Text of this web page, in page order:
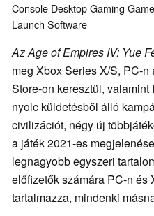
Console DesktopGaming
Launch Software
Az Age of Empires IV: Yue
meg Xbox Series X/S, PC-
Store-on keresztül,
nyolc küldetésből álló
civilizációt, négy új
a játék 2021-es
legnagyobb egyszeri
előfizetők számára PC-n és
tartalmazza, mindenki